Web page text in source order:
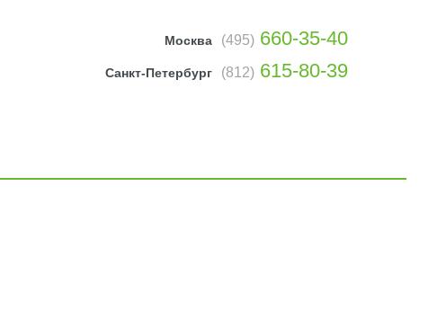
Москва (495) 660-35-40
Санкт-Петербург (812) 615-80-39